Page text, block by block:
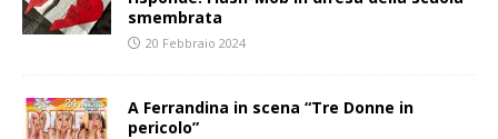
smembrata
20 Febbraio 2024
A Ferrandina in scena “Tre Donne in
pericolo”